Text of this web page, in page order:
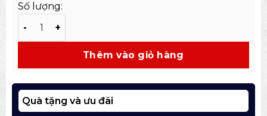
Số lượng:
Thêm vào giỏ hàng
Quà tặng và ưu đãi